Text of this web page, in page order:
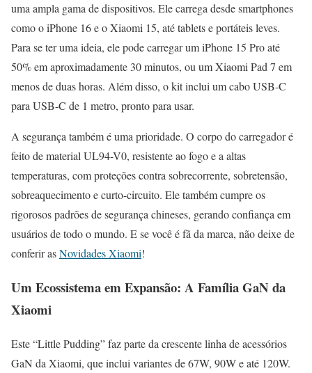
uma ampla gama de dispositivos. Ele carrega desde smartphones
como o iPhone 16 e o Xiaomi 15, até tablets e portáteis leves.
Para se ter uma ideia, ele pode carregar um iPhone 15 Pro até
50% em aproximadamente 30 minutos, ou um Xiaomi Pad 7 em
menos de duas horas. Além disso, o kit inclui um cabo USB-C
para USB-C de 1 metro, pronto para usar.
A segurança também é uma prioridade. O corpo do carregador é
feito de material UL94-V0, resistente ao fogo e a altas
temperaturas, com proteções contra sobrecorrente, sobretensão,
sobreaquecimento e curto-circuito. Ele também cumpre os
rigorosos padrões de segurança chineses, gerando confiança em
usuários de todo o mundo. E se você é fã da marca, não deixe de
conferir asNovidades Xiaomi!
Um Ecossistema em Expansão: A Família GaN da
Xiaomi
Este “Little Pudding” faz parte da crescente linha de acessórios
GaN da Xiaomi, que inclui variantes de 67W, 90W e até 120W.